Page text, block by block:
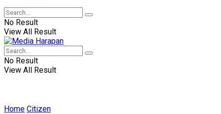
No Result
View All Result
No Result
View All Result
Home Citizen